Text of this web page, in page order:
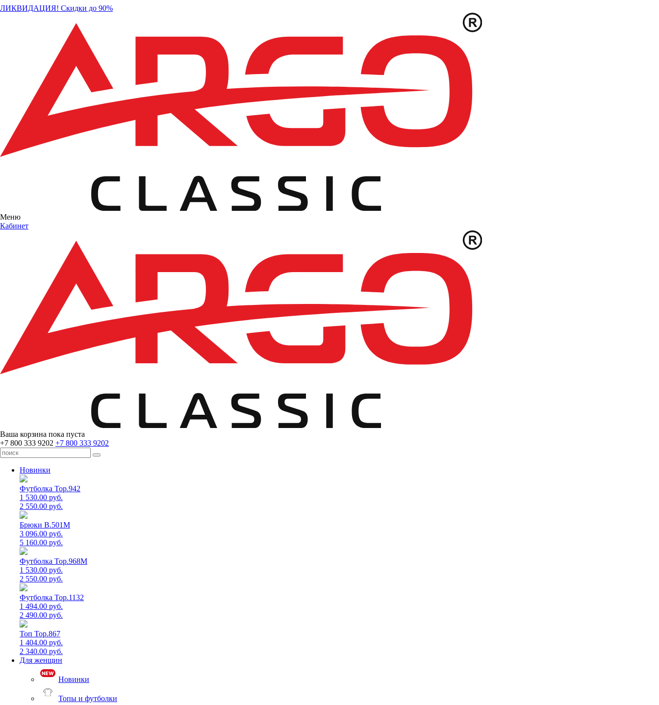
ЛИКВИДАЦИЯ! Скидки до 90%
Меню
Кабинет
Ваша корзина пока пуста
+7 800 333 9202 +7 800 333 9202
Новинки
Футболка Top.942
1 530.00 руб.
2 550.00 руб.
Брюки B.501M
3 096.00 руб.
5 160.00 руб.
Футболка Top.968M
1 530.00 руб.
2 550.00 руб.
Футболка Top.1132
1 494.00 руб.
2 490.00 руб.
Топ Top.867
1 404.00 руб.
2 340.00 руб.
Для женщин
Новинки
Топы и футболки